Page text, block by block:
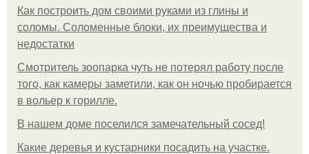
Как построить дом своими руками из глины и
соломы. Соломенные блоки, их преимущества и
недостатки
Смотритель зоопарка чуть не потерял работу после
того, как камеры заметили, как он ночью пробирается
в вольер к горилле.
В нашем доме поселился замечательный сосед!
Какие деревья и кустарники посадить на участке.